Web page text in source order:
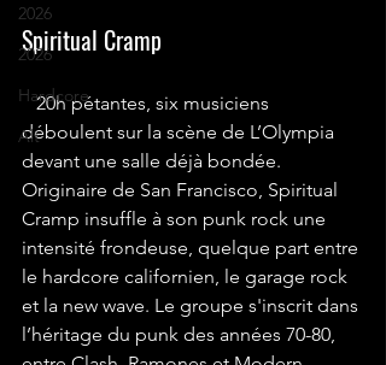
2026
2026
Hardcore
Alt
Spiritual Cramp
20h pétantes, six musiciens
déboulent sur la scène de L’Olympia
devant une salle déjà bondée.
Originaire de San Francisco, Spiritual
Cramp insuffle à son punk rock une
intensité frondeuse, quelque part entre
le hardcore californien, le garage rock
et la new wave. Le groupe s'inscrit dans
l’héritage du punk des années 70-80,